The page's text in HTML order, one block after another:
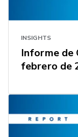
INSIGHTS
Informe de
febrero de